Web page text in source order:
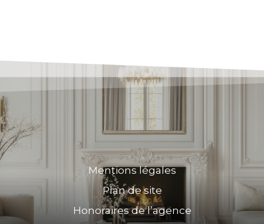
Mentions légales
Plan de site
Honoraires de l’agence